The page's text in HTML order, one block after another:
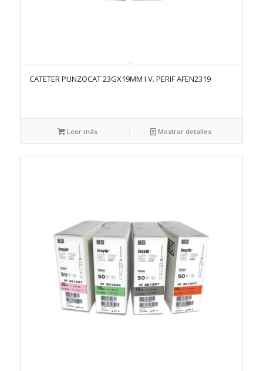
CATETER PUNZOCAT 23GX19MM I.V. PERIF AFEN2319
Leer más Mostrar detalles